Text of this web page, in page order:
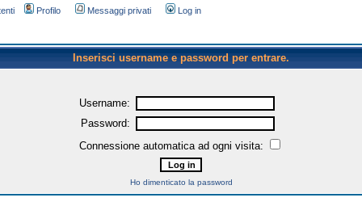
Profilo Messaggi privati Log in
Inserisci username e password per entrare.
Username:
Password:
Connessione automatica ad ogni visita:
Ho dimenticato la password